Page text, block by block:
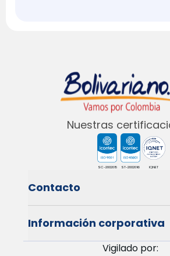
Nuestras
SC-2002015 ST-2002016 IQNET
Contacto
Información corporativa
Vigilado por: